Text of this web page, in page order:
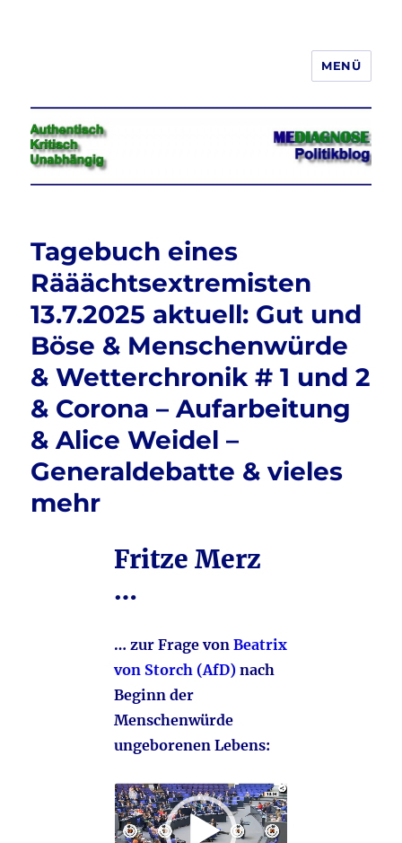
Jeder hat das Recht, seine
Meinung in Wort, Schrift und Bild
frei zu äußern und zu verbreiten
MENÜ
Tagebuch eines
Rääächtsextremisten
13.7.2025 aktuell: Gut und
Böse & Menschenwürde
& Wetterchronik # 1 und 2
& Corona – Aufarbeitung
& Alice Weidel –
Generaldebatte & vieles
mehr
Fritze Merz
…
… zur Frage vonBeatrix
von Storch (AfD) nach
Beginn der
Menschenwürde
ungeborenen Lebens:
Video-
Player